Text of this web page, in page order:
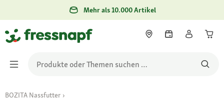
Mehr als 10.000 Artikel
BOZITA Nassfutter